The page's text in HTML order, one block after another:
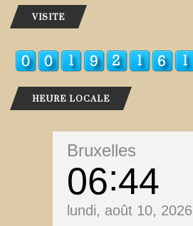
VISITE
HEURE LOCALE
Bruxelles
06 44
lundi, août 10, 2026